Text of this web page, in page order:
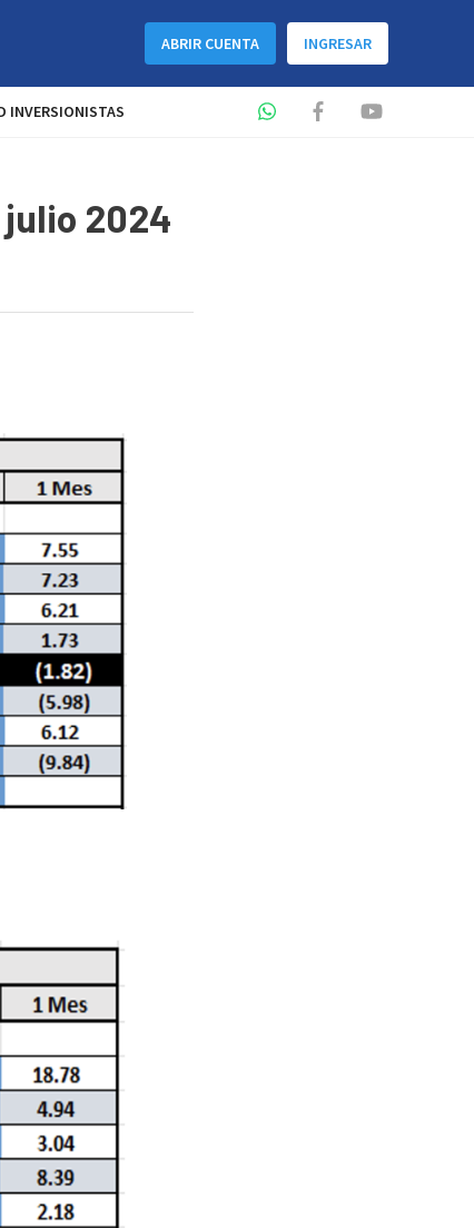
INGRESAR
ABRIR CUENTA
INVERSIONISTAS
2024